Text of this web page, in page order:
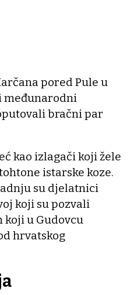
pored Pule u
međunarodni
bračni par
kao izlagači koji žele
istarske koze.
su djelatnici
koji su pozvali
koji u Gudovcu
hrvatskog